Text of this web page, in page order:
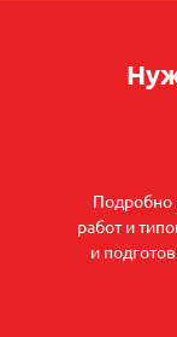
Подробно
работ и
и